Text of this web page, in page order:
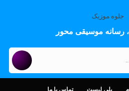
رسانه موسیقی محور
پلی لیست تماس با ما